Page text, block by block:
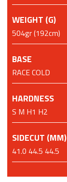
WEIGHT (G)
504gr (192cm)
BASE
RACE COLD
HARDNESS
S M H1 H2
SIDECUT (MM)
41.0 44.5 44.5